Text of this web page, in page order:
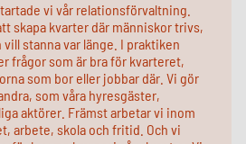
vi vår relationsförvaltning.
skapa kvarter där människor trivs,
stanna var länge. I praktiken
frågor som är bra för kvarteret,
som bor eller jobbar där. Vi gör
som våra hyresgäster,
aktörer. Främst arbetar vi inom
arbete, skola och fritid. Och vi